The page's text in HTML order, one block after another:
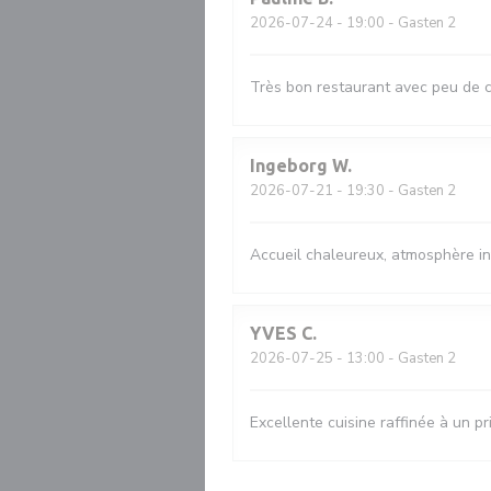
2026-07-24 - 19:00 - Gasten 2
Très bon restaurant avec peu de
Ingeborg W
2026-07-21 - 19:30 - Gasten 2
Accueil chaleureux, atmosphère
YVES C
2026-07-25 - 13:00 - Gasten 2
Excellente cuisine raffinée à un